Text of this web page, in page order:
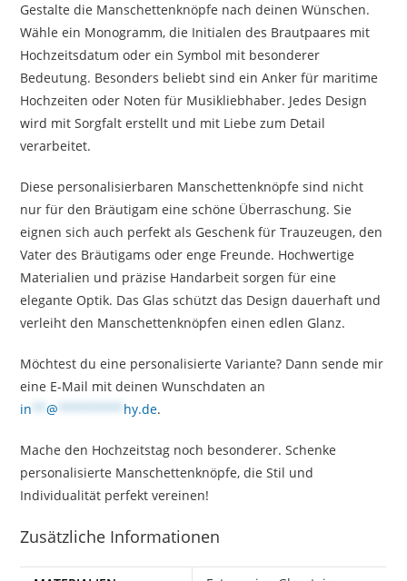
Gestalte die Manschettenknöpfe nach deinen Wünschen.
Wähle ein Monogramm, die Initialen des Brautpaares mit
Hochzeitsdatum oder ein Symbol mit besonderer
Bedeutung. Besonders beliebt sind ein Anker für maritime
Hochzeiten oder Noten für Musikliebhaber. Jedes Design
wird mit Sorgfalt erstellt und mit Liebe zum Detail
verarbeitet.
Diese personalisierbaren Manschettenknöpfe sind nicht
nur für den Bräutigam eine schöne Überraschung. Sie
eignen sich auch perfekt als Geschenk für Trauzeugen, den
Vater des Bräutigams oder enge Freunde. Hochwertige
Materialien und präzise Handarbeit sorgen für eine
elegante Optik. Das Glas schützt das Design dauerhaft und
verleiht den Manschettenknöpfen einen edlen Glanz.
Möchtest du eine personalisierte Variante? Dann sende mir
eine E-Mail mit deinen Wunschdaten an
in **@ ********* hy.de.
Mache den Hochzeitstag noch besonderer. Schenke
personalisierte Manschettenknöpfe, die Stil und
Individualität perfekt vereinen!
Zusätzliche Informationen